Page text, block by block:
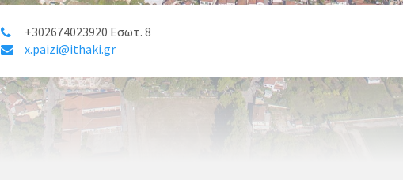
+302674023920 Εσωτ. 8
x.paizi@ithaki.gr